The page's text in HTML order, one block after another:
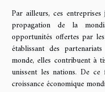
Par ailleurs, ces
propagation de la
opportunités offertes par
établissant des
monde, elles contribuent à
unissent les nations. De
croissance économique